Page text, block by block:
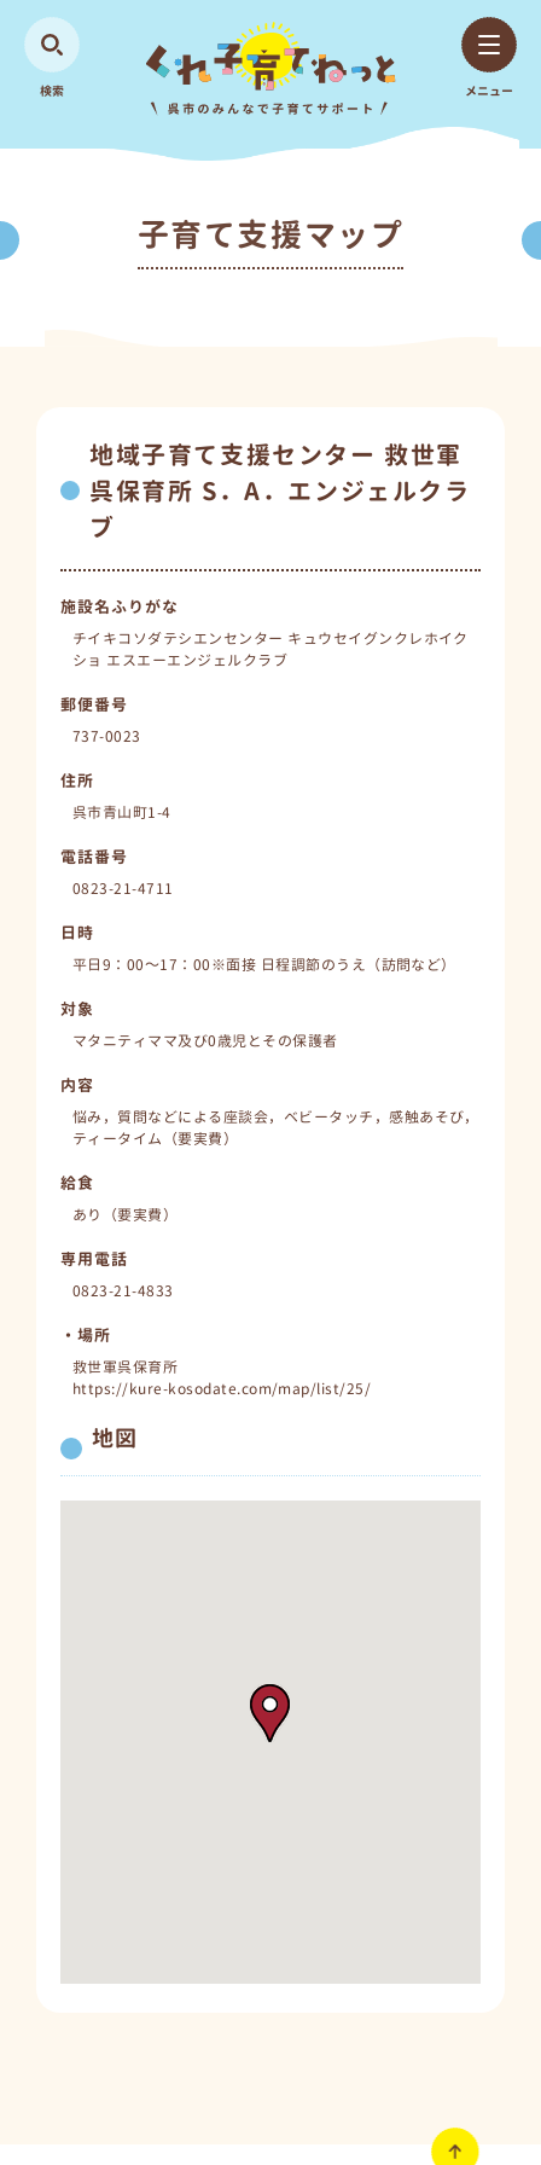
検索 メニュー
子育て支援マップ
地域子育て支援センター 救世軍
呉保育所 S．A．エンジェルクラ
ブ
施設名ふりがな
チイキコソダテシエンセンター キュウセイグンクレホイク
ショ エスエーエンジェルクラブ
郵便番号
737-0023
住所
呉市青山町1-4
電話番号
0823-21-4711
日時
平日9：00～17：00※面接 日程調節のうえ（訪問など）
対象
マタニティママ及び0歳児とその保護者
内容
悩み，質問などによる座談会，ベビータッチ，感触あそび，
ティータイム（要実費）
給食
あり（要実費）
専用電話
0823-21-4833
・場所
救世軍呉保育所
https://kure-kosodate.com/map/list/25/
地図